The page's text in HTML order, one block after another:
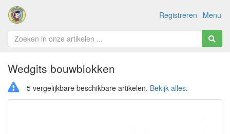
Menu
Registreren
Wedgits bouwblokken
5 vergelijkbare beschikbare artikelen. Bekijk alles.